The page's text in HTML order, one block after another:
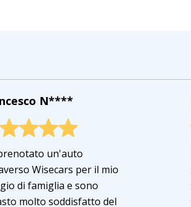
N****
un'auto
Wisecars per il mio
di famiglia e sono
molto soddisfatto del